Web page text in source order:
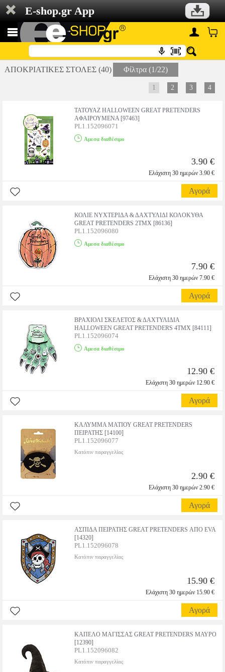
E-shop.gr App
ΑΠΟΚΡΙΑΤΙΚΕΣ ΣΤΟΛΕΣ (40) Φίλτρα (1/22)
1 2 3 4
ΤΑΤΟΥΑΖ HALLOWEEN GREAT PRETENDERS
ΑΦΑΙΡΟΥΜΕΝΑ [97463]
PL1.152096071
Αμεσα διαθέσιμο
3.90 €
Ελάχιστη 30 ημερών 3.90 €
Αγορά
ΚΟΛΙΕ ΝΥΧΤΕΡΙΔΑ & ΔΑΧΤΥΛΙΔΙ ΚΟΛΟΚΥΘΑ
GREAT PRETENDERS 2ΤΜΧ [86136]
PL1.152096080
Αμεσα διαθέσιμο
7.90 €
Ελάχιστη 30 ημερών 7.90 €
Αγορά
ΒΡΑΧΙΟΛΙ ΣΚΕΛΕΤΟΣ & ΔΑΧΤΥΛΙΔΙΑ
HALLOWEEN GREAT PRETENDERS 4ΤΜΧ [84111]
PL1.152096074
Αμεσα διαθέσιμο
12.90 €
Ελάχιστη 30 ημερών 12.90 €
Αγορά
ΚΑΛΥΜΜΑ ΜΑΤΙΟΥ GREAT PRETENDERS
ΠΕΙΡΑΤΗΣ [14100]
PL1.152096077
Κατόπιν παραγγελίας
2.90 €
Ελάχιστη 30 ημερών 2.90 €
Αγορά
ΑΣΠΙΔΑ ΠΕΙΡΑΤΗΣ GREAT PRETENDERS ΑΠΟ EVA
[14320]
PL1.152096078
Κατόπιν παραγγελίας
15.90 €
Ελάχιστη 30 ημερών 15.90 €
Αγορά
ΚΑΠΕΛΟ ΜΑΓΙΣΣΑΣ GREAT PRETENDERS ΜΑΥΡΟ
[12390]
PL1.152096082
Κατόπιν παραγγελίας